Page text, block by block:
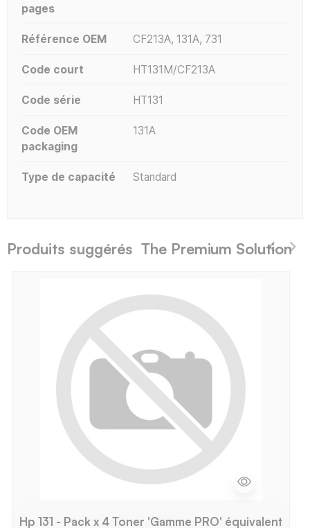
pages
Référence OEM CF213A, 131A, 731
Code court HT131M/CF213A
Code série HT131
Code OEM
packaging
131A
Type de capacité Standard
Produits suggérés The Premium Solution
Hp 131 - Pack x 4 Toner 'Gamme PRO' équivalent